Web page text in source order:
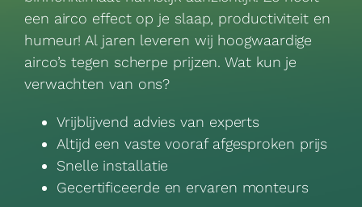
een airco effect op je slaap, productiviteit en
humeur! Al jaren leveren wij hoogwaardige
airco’s tegen scherpe prijzen. Wat kun je
verwachten van ons?
Vrijblijvend advies van experts
Altijd een vaste vooraf afgesproken prijs
Snelle installatie
Gecertificeerde en ervaren monteurs